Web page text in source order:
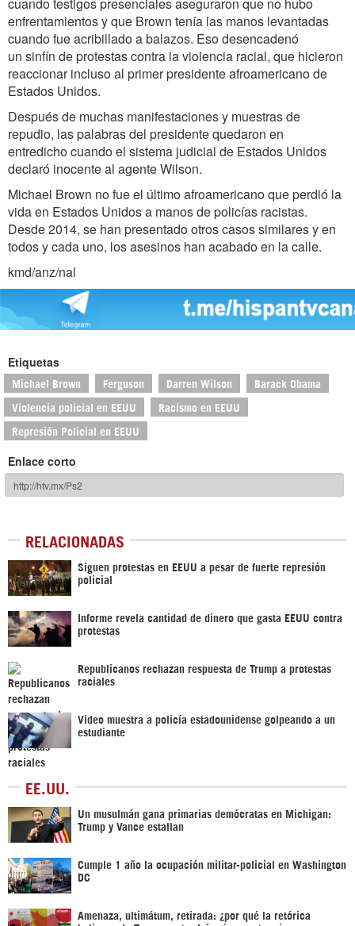
enfrentamientos y que Brown tenía las manos levantadas
cuando fue acribillado a balazos. Eso desencadenó
un sinfín de protestas contra la violencia racial, que hicieron
reaccionar incluso al primer presidente afroamericano de
Estados Unidos.
Después de muchas manifestaciones y muestras de
repudio, las palabras del presidente quedaron en
entredicho cuando el sistema judicial de Estados Unidos
declaró inocente al agente Wilson.
Michael Brown no fue el último afroamericano que perdió la
vida en Estados Unidos a manos de policías racistas.
Desde 2014, se han presentado otros casos similares y en
todos y cada uno, los asesinos han acabado en la calle.
kmd/anz/nal
Etiquetas
Michael Brown Ferguson Darren Wilson Barack Obama
Violencia policial en EEUU Racismo en EEUU
Represión Policial en EEUU
Enlace corto
RELACIONADAS
Siguen protestas en EEUU a pesar de fuerte represión
policial
Informe revela cantidad de dinero que gasta EEUU contra
protestas
Republicanos rechazan respuesta de Trump a protestas
raciales
Video muestra a policía estadounidense golpeando a un
estudiante
EE.UU.
Un musulmán gana primarias demócratas en Michigan:
Trump y Vance estallan
Cumple 1 año la ocupación militar-policial en Washington
DC
Amenaza, ultimátum, retirada: ¿por qué la retórica